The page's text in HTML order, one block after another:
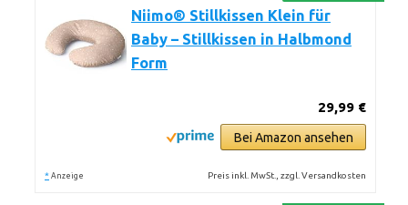
Niimo® Stillkissen Klein für
Baby – Stillkissen in Halbmond
Form
29,99 €
Bei Amazon ansehen
* Anzeige Preis inkl. MwSt., zzgl. Versandkosten